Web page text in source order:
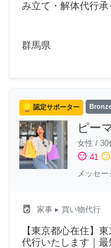
み立て・解体代行承
群馬県
認定サポーター
ピー
女性 / 30
sentiment_satisfied 41 sentiment_neutral
メッセ
local_laundry_service 家事 ▸ 買い物代行
【東京都心在住】
代行いたします｜